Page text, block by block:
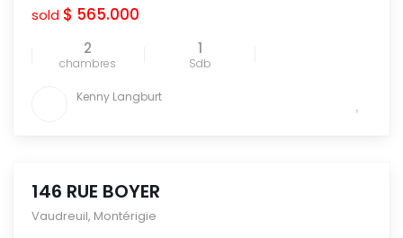
sold $ 565.000
2
chambres
1
Sdb
Kenny Langburt
146 RUE BOYER
Vaudreuil, Montérigie